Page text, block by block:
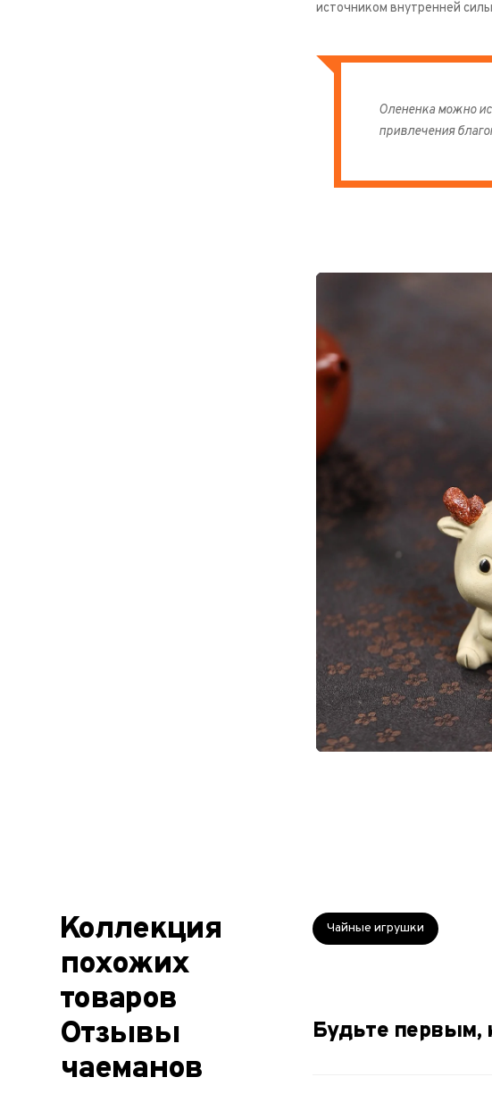
источником внутренней
Олененка можно
привлечения
Коллекция
похожих
товаров
Чайные игрушки
Отзывы
чаеманов
Будьте первым,